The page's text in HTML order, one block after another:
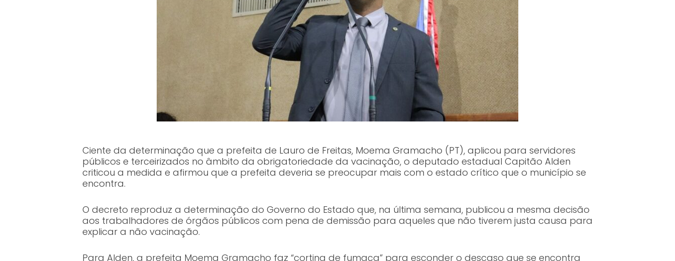
Ciente da determinação que a prefeita de Lauro de Freitas, Moema Gramacho (PT), aplicou para servidores
públicos e terceirizados no âmbito da obrigatoriedade da vacinação, o deputado estadual Capitão Alden
criticou a medida e afirmou que a prefeita deveria se preocupar mais com o estado crítico que o município se
encontra.
O decreto reproduz a determinação do Governo do Estado que, na última semana, publicou a mesma decisão
aos trabalhadores de órgãos públicos com pena de demissão para aqueles que não tiverem justa causa para
explicar a não vacinação.
Para Alden, a prefeita Moema Gramacho faz “cortina de fumaça” para esconder o descaso que se encontra